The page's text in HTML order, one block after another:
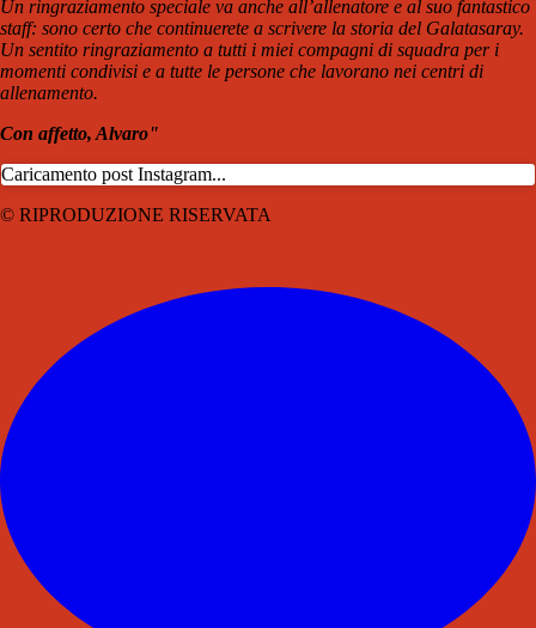
Un ringraziamento speciale va anche all’allenatore e al suo fantastico
staff: sono certo che continuerete a scrivere la storia del Galatasaray.
Un sentito ringraziamento a tutti i miei compagni di squadra per i
momenti condivisi e a tutte le persone che lavorano nei centri di
allenamento.
Con affetto, Alvaro"
Caricamento post Instagram...
© RIPRODUZIONE RISERVATA